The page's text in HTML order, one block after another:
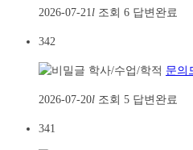
2026-07-21 l 조회 6 답변완료
342
학사/수업/학적 문의
2026-07-20l 조회 5 답변완료
341